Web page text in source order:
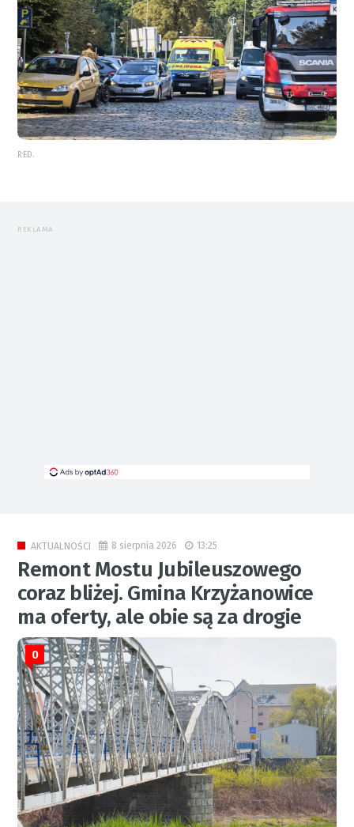
RED.
REKLAMA
AKTUALNOŚCI 8 sierpnia 2026 13:25
Remont Mostu Jubileuszowego
coraz bliżej. Gmina Krzyżanowice
ma oferty, ale obie są za drogie
0